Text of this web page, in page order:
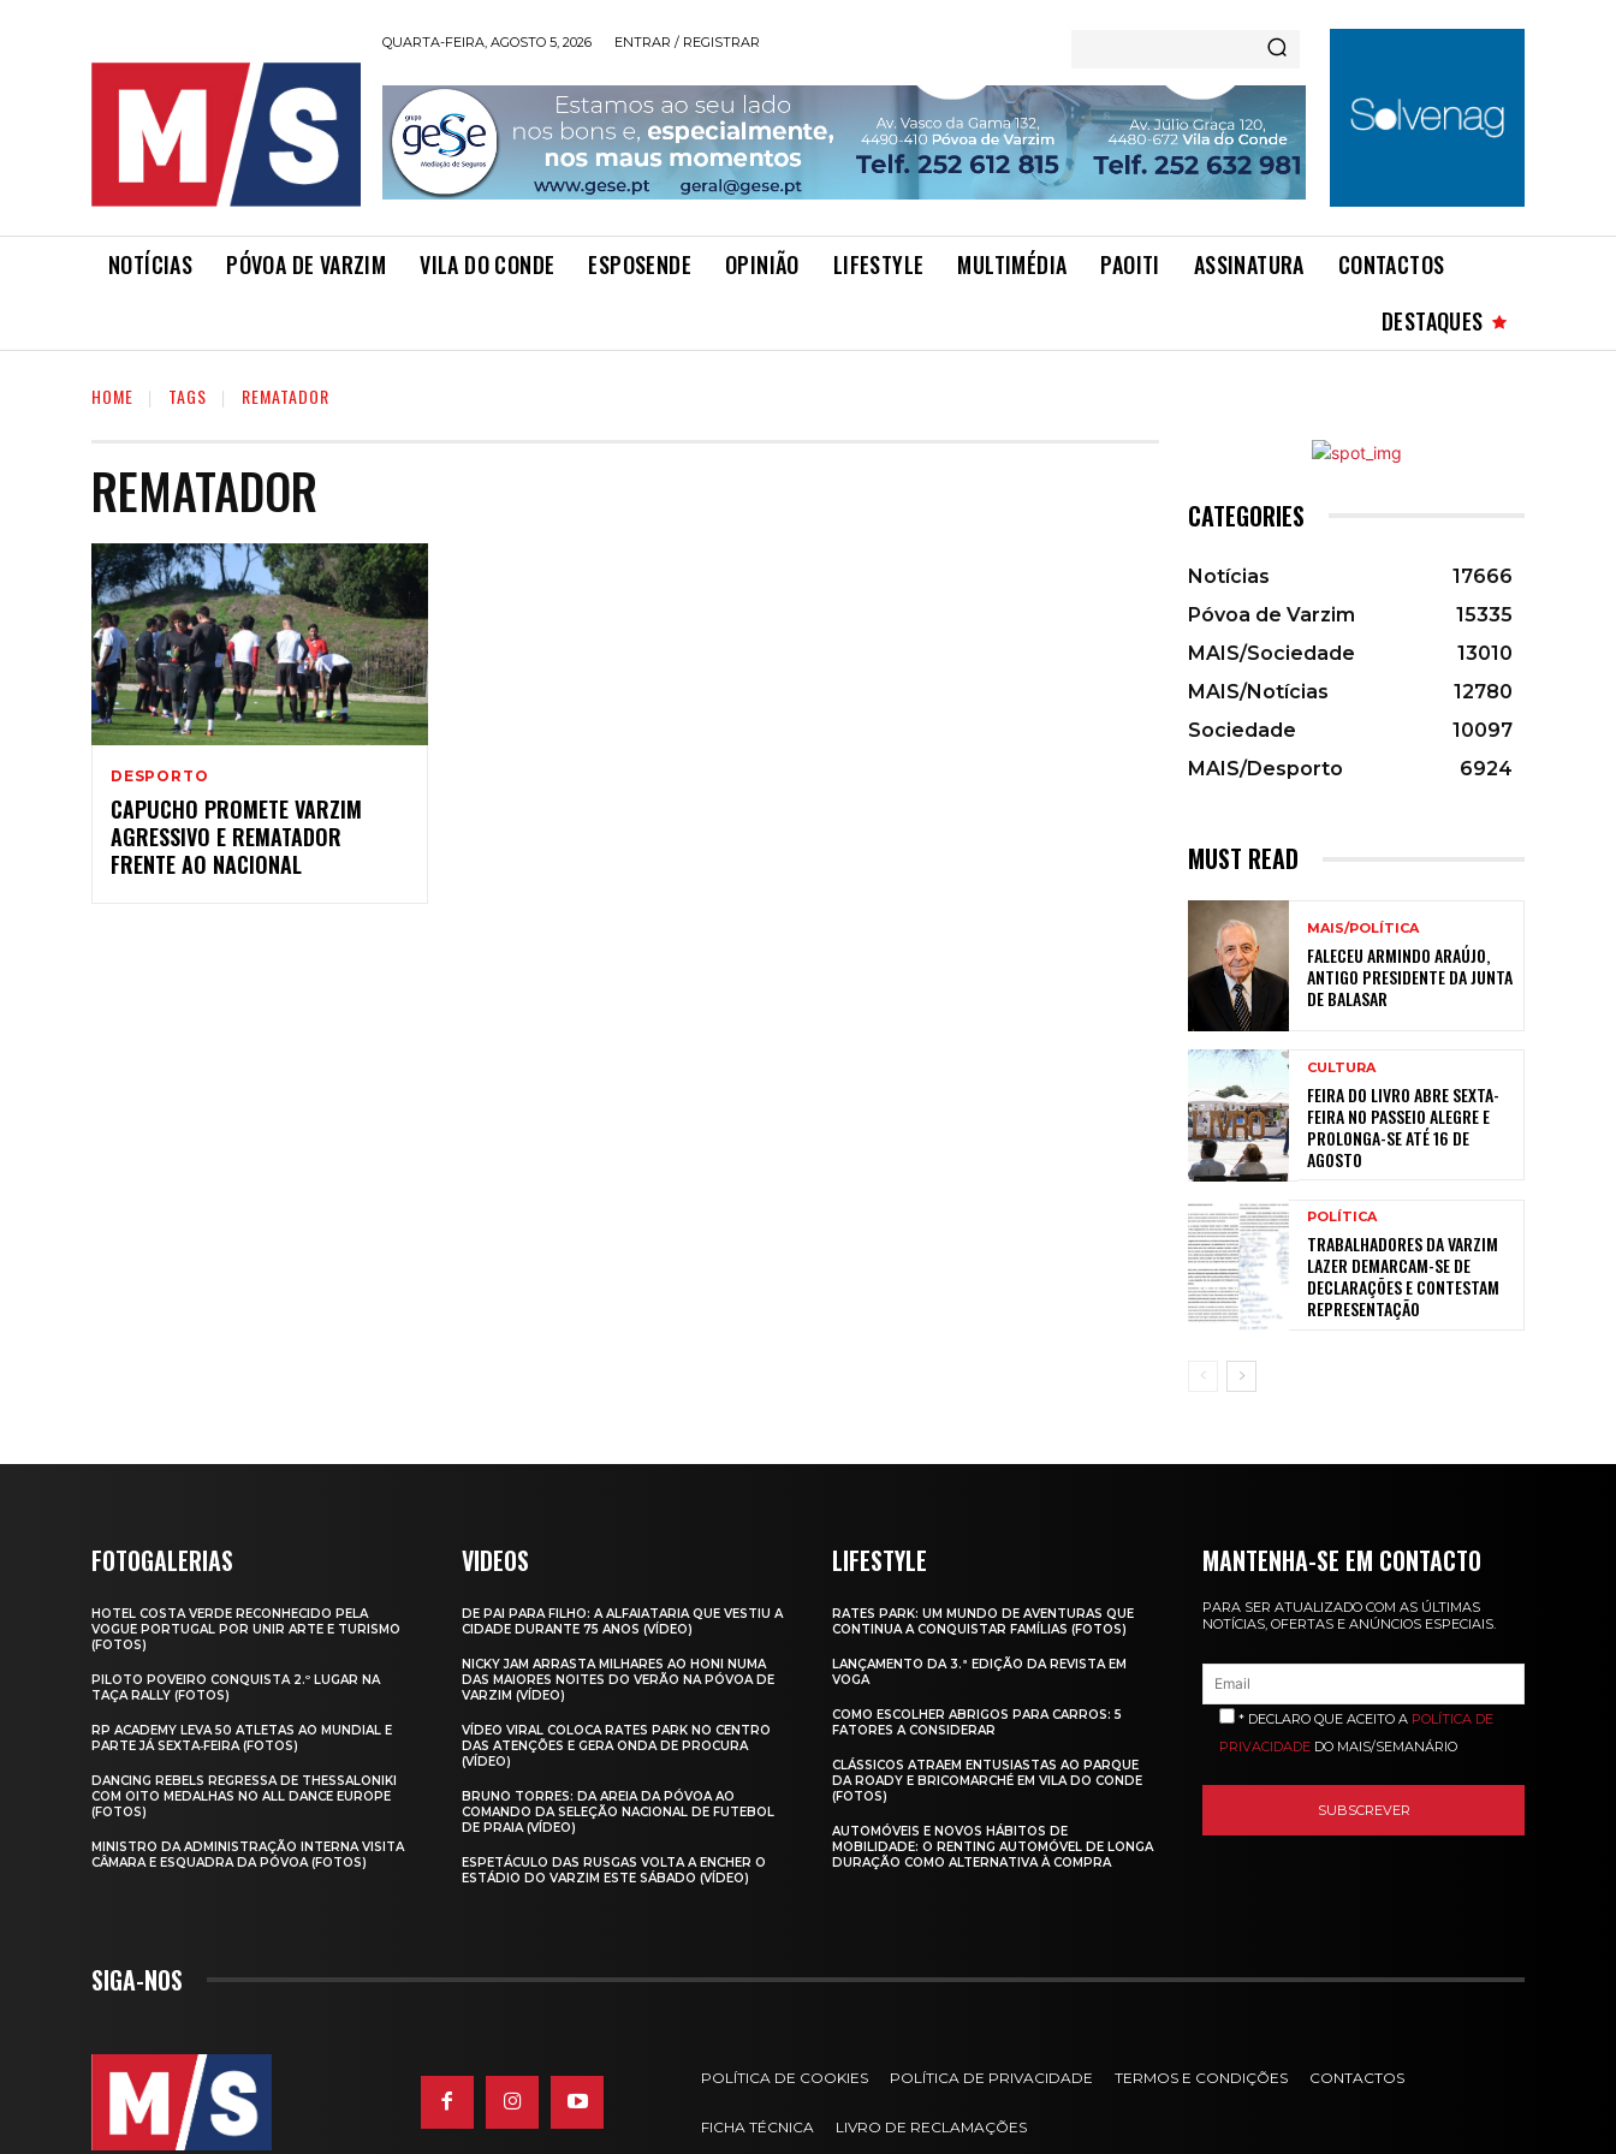
QUARTA-FEIRA, AGOSTO 5, 2026 ENTRAR / REGISTRAR
NOTÍCIAS PÓVOA DE VARZIM VILA DO CONDE ESPOSENDE OPINIÃO LIFESTYLE MULTIMÉDIA PAOITI ASSINATURA
CONTACTOS
DESTAQUES
HOME TAGS REMATADOR
REMATADOR
DESPORTO
CAPUCHO PROMETE VARZIM
AGRESSIVO E REMATADOR
FRENTE AO NACIONAL
CATEGORIES
Notícias
17666
Póvoa de Varzim
15335
MAIS/Sociedade
13010
MAIS/Notícias
12780
Sociedade
10097
MAIS/Desporto
6924
MUST READ
MAIS/POLÍTICA
FALECEU ARMINDO ARAÚJO,
ANTIGO PRESIDENTE DA JUNTA
DE BALASAR
CULTURA
FEIRA DO LIVRO ABRE SEXTA-
FEIRA NO PASSEIO ALEGRE E
PROLONGA-SE ATÉ 16 DE
AGOSTO
POLÍTICA
TRABALHADORES DA VARZIM
LAZER DEMARCAM-SE DE
DECLARAÇÕES E CONTESTAM
REPRESENTAÇÃO
FOTOGALERIAS
HOTEL COSTA VERDE RECONHECIDO PELA
VOGUE PORTUGAL POR UNIR ARTE E TURISMO
(FOTOS)
PILOTO POVEIRO CONQUISTA 2.º LUGAR NA
TAÇA RALLY (FOTOS)
RP ACADEMY LEVA 50 ATLETAS AO MUNDIAL E
PARTE JÁ SEXTA‑FEIRA (FOTOS)
DANCING REBELS REGRESSA DE THESSALONIKI
COM OITO MEDALHAS NO ALL DANCE EUROPE
(FOTOS)
MINISTRO DA ADMINISTRAÇÃO INTERNA VISITA
CÂMARA E ESQUADRA DA PÓVOA (FOTOS)
VIDEOS
DE PAI PARA FILHO: A ALFAIATARIA QUE VESTIU A
CIDADE DURANTE 75 ANOS (VÍDEO)
NICKY JAM ARRASTA MILHARES AO HONI NUMA
DAS MAIORES NOITES DO VERÃO NA PÓVOA DE
VARZIM (VÍDEO)
VÍDEO VIRAL COLOCA RATES PARK NO CENTRO
DAS ATENÇÕES E GERA ONDA DE PROCURA
(VÍDEO)
BRUNO TORRES: DA AREIA DA PÓVOA AO
COMANDO DA SELEÇÃO NACIONAL DE FUTEBOL
DE PRAIA (VÍDEO)
ESPETÁCULO DAS RUSGAS VOLTA A ENCHER O
ESTÁDIO DO VARZIM ESTE SÁBADO (VÍDEO)
LIFESTYLE
RATES PARK: UM MUNDO DE AVENTURAS QUE
CONTINUA A CONQUISTAR FAMÍLIAS (FOTOS)
LANÇAMENTO DA 3.ª EDIÇÃO DA REVISTA EM
VOGA
COMO ESCOLHER ABRIGOS PARA CARROS: 5
FATORES A CONSIDERAR
CLÁSSICOS ATRAEM ENTUSIASTAS AO PARQUE
DA ROADY E BRICOMARCHÉ EM VILA DO CONDE
(FOTOS)
AUTOMÓVEIS E NOVOS HÁBITOS DE
MOBILIDADE: O RENTING AUTOMÓVEL DE LONGA
DURAÇÃO COMO ALTERNATIVA À COMPRA
MANTENHA-SE EM CONTACTO
PARA SER ATUALIZADO COM AS ÚLTIMAS
NOTÍCIAS, OFERTAS E ANÚNCIOS ESPECIAIS.
* DECLARO QUE ACEITO A POLÍTICA DE
PRIVACIDADE DO MAIS/SEMANÁRIO
SIGA-NOS
POLÍTICA DE COOKIES POLÍTICA DE PRIVACIDADE TERMOS E CONDIÇÕES CONTACTOS
FICHA TÉCNICA LIVRO DE RECLAMAÇÕES